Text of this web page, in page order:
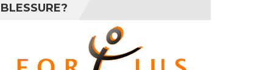
BLESSURE?